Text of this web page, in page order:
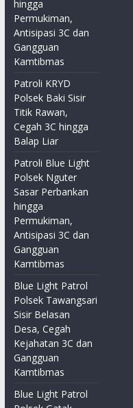
hingga
Permukiman,
Antisipasi 3C dan
Gangguan
Kamtibmas
Patroli KRYD
Polsek Baki Sisir
Titik Rawan,
Cegah 3C hingga
Balap Liar
Patroli Blue Light
Polsek Nguter
Sasar Perbankan
hingga
Permukiman,
Antisipasi 3C dan
Gangguan
Kamtibmas
Blue Light Patrol
Polsek Tawangsari
Sisir Belasan
Desa, Cegah
Kejahatan 3C dan
Gangguan
Kamtibmas
Blue Light Patrol